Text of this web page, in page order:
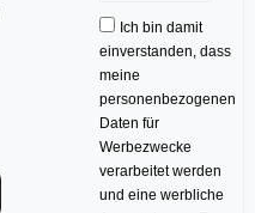
Ich bin damit
einverstanden, dass
meine
personenbezogenen
Daten für
Werbezwecke
verarbeitet werden
und eine werbliche